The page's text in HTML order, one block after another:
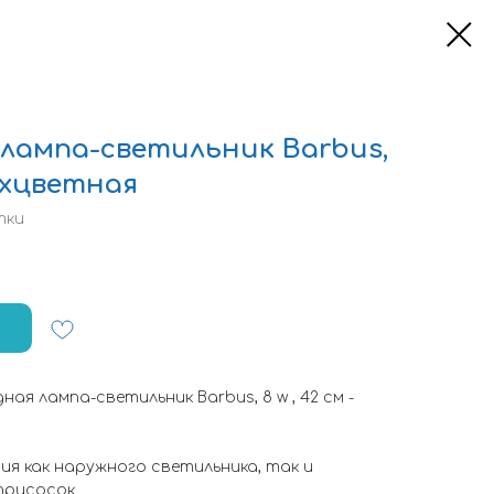
светильник Barbus,
лампа-светильник Barbus, 8 w , 42 см -
как наружного светильника, так и